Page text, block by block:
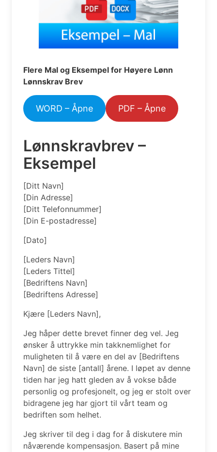
Flere Mal og Eksempel for Høyere Lønn
Lønnskrav Brev
WORD – Åpne PDF – Åpne
Lønnskravbrev –
Eksempel
[Ditt Navn]
[Din Adresse]
[Ditt Telefonnummer]
[Din E-postadresse]
[Dato]
[Leders Navn]
[Leders Tittel]
[Bedriftens Navn]
[Bedriftens Adresse]
Kjære [Leders Navn],
Jeg håper dette brevet finner deg vel. Jeg
ønsker å uttrykke min takknemlighet for
muligheten til å være en del av [Bedriftens
Navn] de siste [antall] årene. I løpet av denne
tiden har jeg hatt gleden av å vokse både
personlig og profesjonelt, og jeg er stolt over
bidragene jeg har gjort til vårt team og
bedriften som helhet.
Jeg skriver til deg i dag for å diskutere min
nåværende kompensasjon. Basert på mine